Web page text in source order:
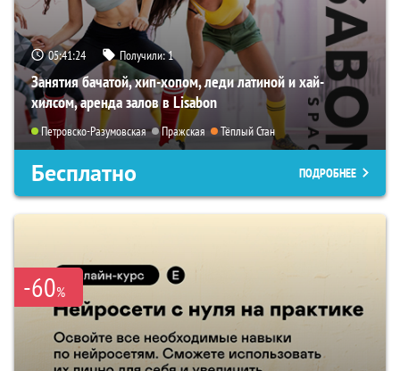
05:41:23 Получили:1
Занятия бачатой, хип-хопом, леди латиной и хай-
хилсом, аренда залов в Lisabon
Петровско-Разумовская Пражская Тёплый Стан
Бесплатно ПОДРОБНЕЕ
-60%